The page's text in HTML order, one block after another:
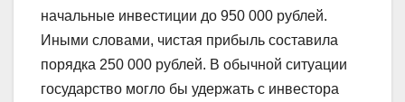
начальные инвестиции до 950 000 рублей.
Иными словами, чистая прибыль составила
порядка 250 000 рублей. В обычной ситуации
государство могло бы удержать с инвестора